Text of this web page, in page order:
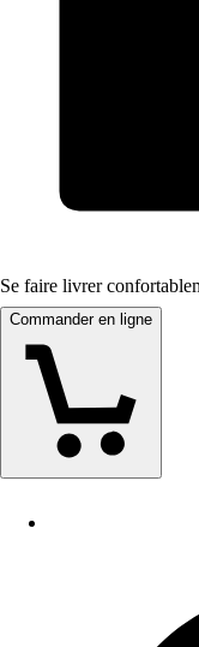
Se faire livrer
Commander en ligne